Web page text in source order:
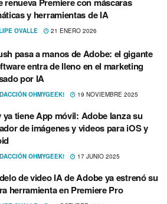
y herramientas de IA
OVALLE 21 ENERO 2026
pasa a manos de Adobe: el gigante
entra de lleno en el marketing
por IA
OHMYGEEK! 19 NOVIEMBRE 2025
ya tiene App móvil: Adobe lanza su
de imágenes y videos para iOS y
OHMYGEEK! 17 JUNIO 2025
de video IA de Adobe ya estrenó su
herramienta en Premiere Pro